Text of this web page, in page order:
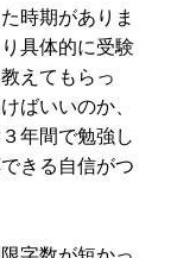
時期がありま
具体的に受験
えてもらっ
ばいいのか、
年間で勉強し
きる自信がつ